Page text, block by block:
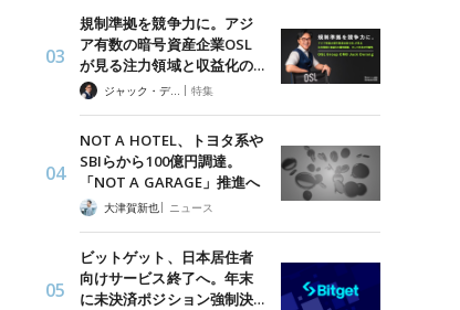
規制準拠を競争力に。アジ
ア有数の暗号資産企業OSL
が見る注力領域と収益化の…
ジャック・デロン（Jack Derong） | 特集
NOT A HOTEL、トヨタ系や
SBIらから100億円調達。
「NOT A GARAGE」推進へ
大津賀新也| ニュース
ビットゲット、日本居住者
向けサービス終了へ。年末
に未決済ポジション強制決…